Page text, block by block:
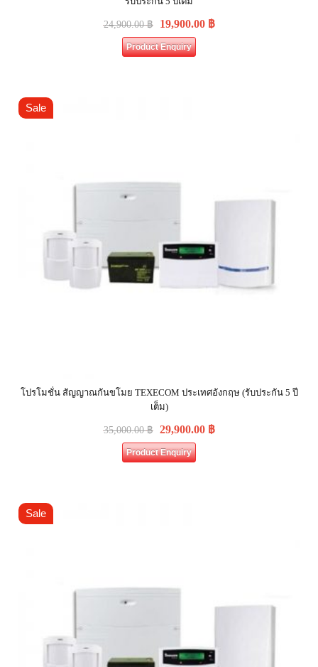
24,900.00฿ 19,900.00 ฿
Product Enquiry
Sale
โปรโมชั่น สัญญาณกันขโมย TEXECOM ประเทศอังกฤษ (รับประกัน 5 ปี
เต็ม)
35,000.00฿ 29,900.00 ฿
Product Enquiry
Sale